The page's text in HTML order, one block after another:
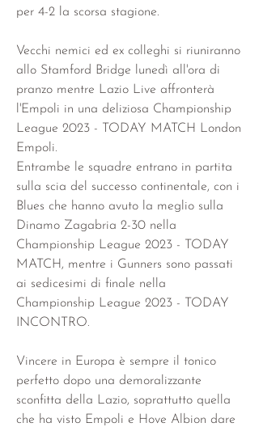
per 4-2 la scorsa stagione.
Vecchi nemici ed ex colleghi si riuniranno
allo Stamford Bridge lunedì all'ora di
pranzo mentre Lazio Live affronterà
l'Empoli in una deliziosa Championship
League 2023 - TODAY MATCH London
Empoli.
Entrambe le squadre entrano in partita
sulla scia del successo continentale, con i
Blues che hanno avuto la meglio sulla
Dinamo Zagabria 2-30 nella
Championship League 2023 - TODAY
MATCH, mentre i Gunners sono passati
ai sedicesimi di finale nella
Championship League 2023 - TODAY
INCONTRO.
Vincere in Europa è sempre il tonico
perfetto dopo una demoralizzante
sconfitta della Lazio, soprattutto quella
che ha visto Empoli e Hove Albion dare